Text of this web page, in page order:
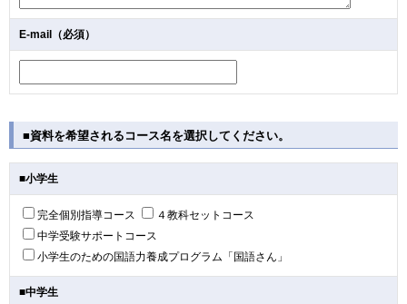
E-mail（必須）
■資料を希望されるコース名を選択してください。
■小学生
完全個別指導コース
４教科セットコース
中学受験サポートコース
小学生のための国語力養成プログラム「国語さん」
■中学生